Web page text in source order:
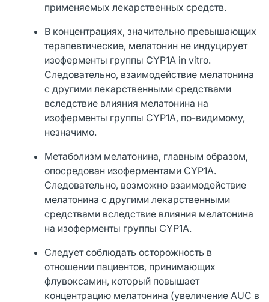
применяемых лекарственных средств.
В концентрациях, значительно превышающих
терапевтические, мелатонин не индуцирует
изоферменты группы CYP1A in vitro.
Следовательно, взаимодействие мелатонина
с другими лекарственными средствами
вследствие влияния мелатонина на
изоферменты группы CYP1A, по-видимому,
незначимо.
Метаболизм мелатонина, главным образом,
опосредован изоферментами CYP1A.
Следовательно, возможно взаимодействие
мелатонина с другими лекарственными
средствами вследствие влияния мелатонина
на изоферменты группы CYP1A.
Следует соблюдать осторожность в
отношении пациентов, принимающих
флувоксамин, который повышает
концентрацию мелатонина (увеличение AUC в